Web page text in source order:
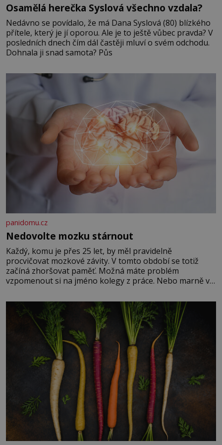
Osamělá herečka Syslová všechno vzdala?
Nedávno se povídalo, že má Dana Syslová (80) blízkého
přítele, který je jí oporou. Ale je to ještě vůbec pravda? V
posledních dnech čím dál častěji mluví o svém odchodu.
Dohnala ji snad samota? Půs
panidomu.cz
Nedovolte mozku stárnout
Každý, komu je přes 25 let, by měl pravidelně
procvičovat mozkové závity. V tomto období se totiž
začíná zhoršovat paměť. Možná máte problém
vzpomenout si na jméno kolegy z práce. Nebo marně v
Je to opravdu tak, s věkem jako kdyby se paměť
rozhodla stávkovat. Cvičte